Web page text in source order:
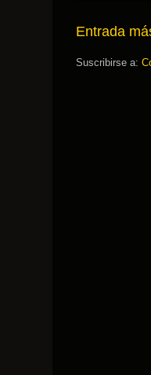
Entrada
Suscribirse a: